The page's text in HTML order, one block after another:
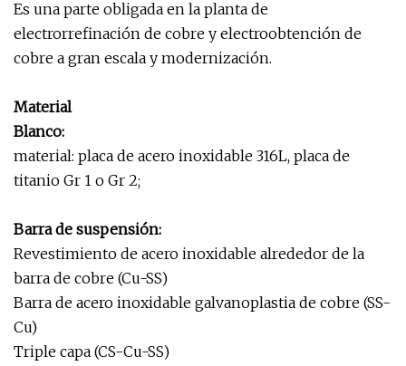
Es una parte obligada en la planta de
electrorrefinación de cobre y electroobtención de
cobre a gran escala y modernización.
Material
Blanco:
material: placa de acero inoxidable 316L, placa de
titanio Gr 1 o Gr 2;
Barra de suspensión:
Revestimiento de acero inoxidable alrededor de la
barra de cobre (Cu-SS)
Barra de acero inoxidable galvanoplastia de cobre (SS-
Cu)
Triple capa (CS-Cu-SS)